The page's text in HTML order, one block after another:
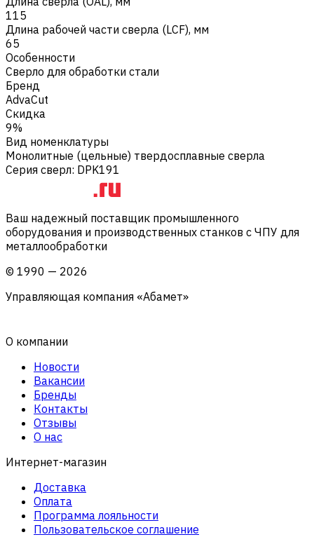
115
Длина рабочей части сверла (LCF), мм
65
Особенности
Сверло для обработки стали
Бренд
AdvaCut
Скидка
9%
Вид номенклатуры
Монолитные (цельные) твердосплавные сверла
Серия сверл: DPK191
Ваш надежный поставщик промышленного
оборудования и производственных станков с ЧПУ для
металлообработки
© 1990 — 2026
Управляющая компания «Абамет»
О компании
Новости
Вакансии
Бренды
Контакты
Отзывы
О нас
Интернет-магазин
Доставка
Оплата
Программа лояльности
Пользовательское соглашение